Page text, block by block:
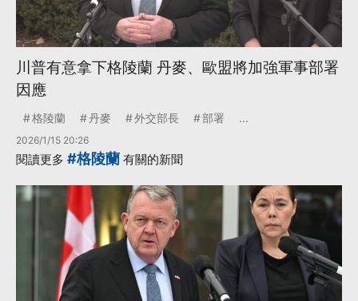
川普有意拿下格陵蘭 丹麥、歐盟將加強軍事部署
因應
格陵蘭 丹麥 外交部長 部署 ...
2026/1/15 20:26
閱讀更多 #格陵蘭 有關的新聞